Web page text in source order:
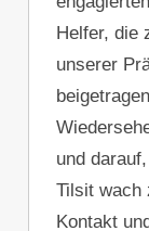
Helfer, die
unserer
und
Tilsit wach
Kontakt